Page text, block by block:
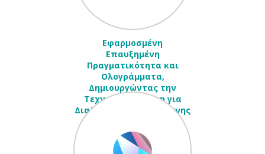
Εφαρμοσμένη
Επαυξημένη
Πραγματικότητα και
Ολογράμματα,
Δημιουργώντας την
Τεχνολογική Βάση για
Διαδραστικά Έργα Τέχνης